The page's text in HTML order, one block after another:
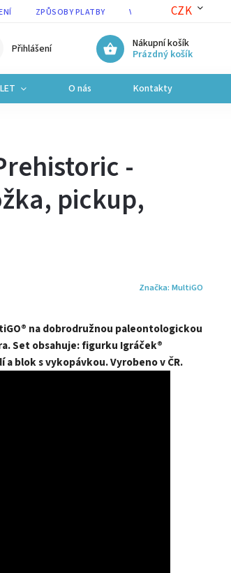
ZPŮSOBY PLATBY VRÁCENÍ ZBOŽÍ A
CZK
Nákupní košík
Prázdný košík
Přihlášení
O nás Kontakty
-
pickup,
Značka: MultiGO
na dobrodružnou paleontologickou
Set obsahuje: figurku Igráček®
blok s vykopávkou. Vyrobeno v ČR.